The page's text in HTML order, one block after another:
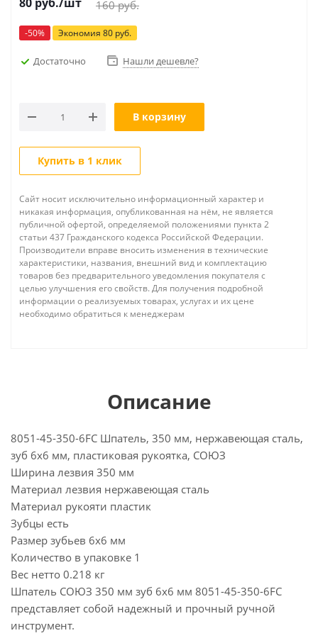
160руб.
-50% Экономия 80 руб.
Достаточно Нашли дешевле?
В корзину
Купить в 1 клик
Сайт носит исключительно информационный характер и
никакая информация, опубликованная на нём, не является
публичной офертой, определяемой положениями пункта 2
статьи 437 Гражданского кодекса Российской Федерации.
Производители вправе вносить изменения в технические
характеристики, названия, внешний вид и комплектацию
товаров без предварительного уведомления покупателя с
целью улучшения его свойств. Для получения подробной
информации о реализуемых товарах, услугах и их цене
необходимо обратиться к менеджерам
Описание
8051-45-350-6FC Шпатель, 350 мм, нержавеющая сталь,
зуб 6х6 мм, пластиковая рукоятка, СОЮЗ
Ширина лезвия 350 мм
Материал лезвия нержавеющая сталь
Материал рукояти пластик
Зубцы есть
Размер зубьев 6х6 мм
Количество в упаковке 1
Вес нетто 0.218 кг
Шпатель СОЮЗ 350 мм зуб 6х6 мм 8051-45-350-6FC
представляет собой надежный и прочный ручной
инструмент.